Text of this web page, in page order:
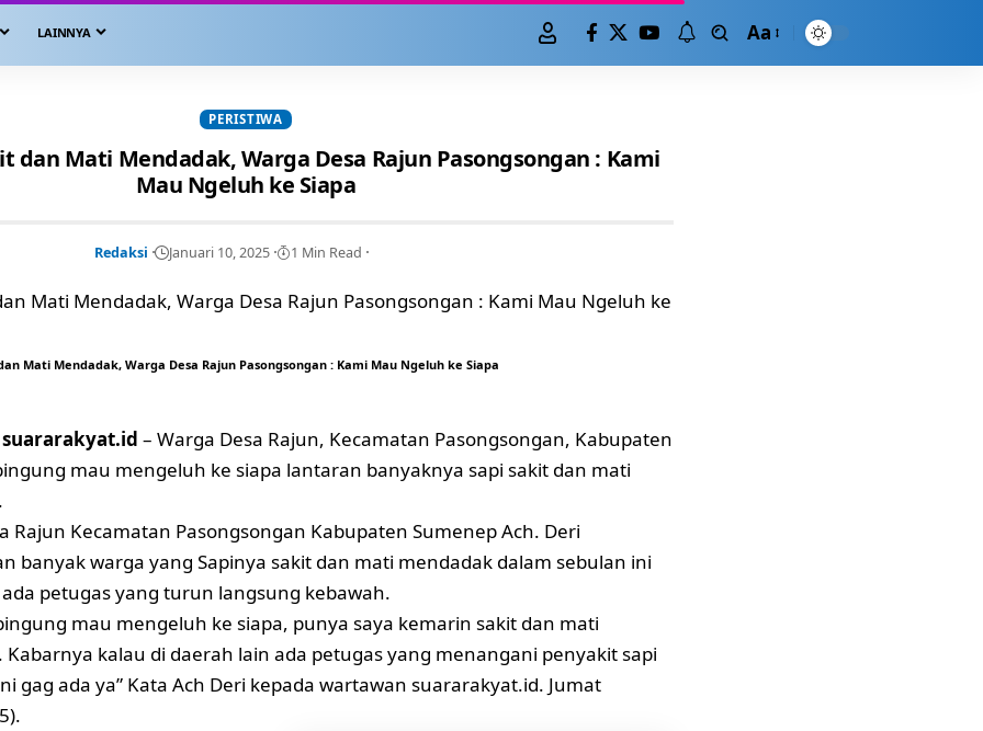
LAINNYA Aa
PERISTIWA
dan Mati Mendadak, Warga Desa Rajun Pasongsongan : Kami
Mau Ngeluh ke Siapa
Redaksi Januari 10, 2025 1 Min Read
Mati Mendadak, Warga Desa Rajun Pasongsongan : Kami Mau Ngeluh ke Siapa
suararakyat.id – Warga Desa Rajun, Kecamatan Pasongsongan, Kabupaten
mau mengeluh ke siapa lantaran banyaknya sapi sakit dan mati
Rajun Kecamatan Pasongsongan Kabupaten Sumenep Ach. Deri
banyak warga yang Sapinya sakit dan mati mendadak dalam sebulan ini
petugas yang turun langsung kebawah.
mau mengeluh ke siapa, punya saya kemarin sakit dan mati
Kabarnya kalau di daerah lain ada petugas yang menangani penyakit sapi
gag ada ya” Kata Ach Deri kepada wartawan suararakyat.id. Jumat